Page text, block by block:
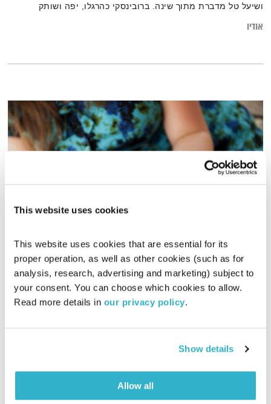
This website uses cookies
This website uses cookies that are essential for its
proper operation, as well as other cookies (such as for
analysis, research, advertising and marketing) subject to
your consent. You can choose which cookies to allow.
Read more details in our privacy policy.
Show details
Allow all
ושיעל טל מדברת מתוך שינה. ברובינסקי כהרגלו, יפה ושותק
אודיו
מנועים קדימה – 24.2.21
מנועים קדימה
גלית גורא-עיני
24.02.21
01:00:05
כל יום בדרך הביתה – שעה של מוזיקה מעולה בעריכתה ובהגשתה